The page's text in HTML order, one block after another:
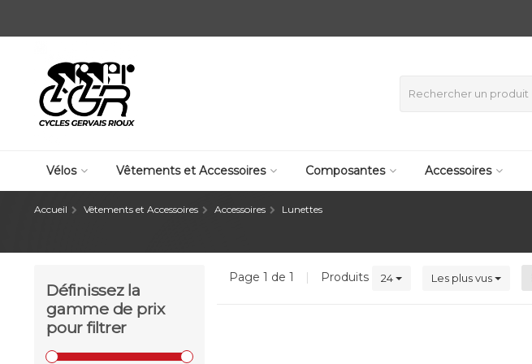
Vélos Vêtements et Accessoires Composantes Accessoires
Accueil Vêtements et Accessoires Accessoires Lunettes
Définissez la
gamme de prix
pour filtrer
Page 1 de 1 | Produits 24 Les plus vus